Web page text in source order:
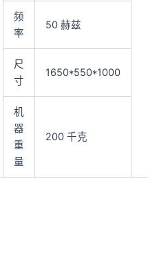
频
率
50 赫兹
尺
寸
1650*550*1000
机
器
重
量
200 千克